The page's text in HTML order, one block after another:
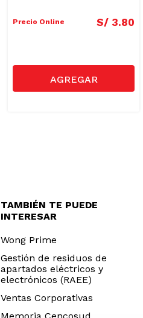
Precio Online S/ 3.80
TAMBIÉN TE PUEDE
INTERESAR
Wong Prime
Gestión de residuos de
apartados eléctricos y
electrónicos (RAEE)
Ventas Corporativas